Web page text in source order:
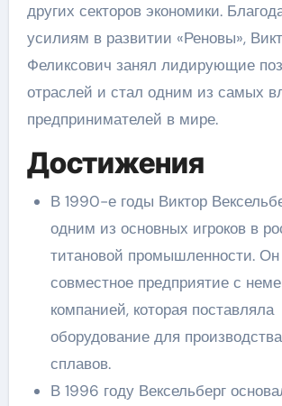
других секторов экономики.
усилиям в развитии «Реновы»,
Феликсович занял лидирующие
отраслей и стал одним из самых
предпринимателей в мире.
Достижения
В 1990-е годы Виктор
одним из основных игроков в
титановой промышленности. Он
совместное предприятие с
компанией, которая поставляла
оборудование для
сплавов.
В 1996 году Вексельберг